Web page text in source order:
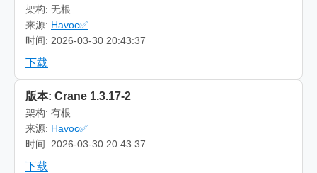
架构: 无根
来源: Havoc✅
时间: 2026-03-30 20:43:37
下载
版本: Crane 1.3.17-2
架构: 有根
来源: Havoc✅
时间: 2026-03-30 20:43:37
下载